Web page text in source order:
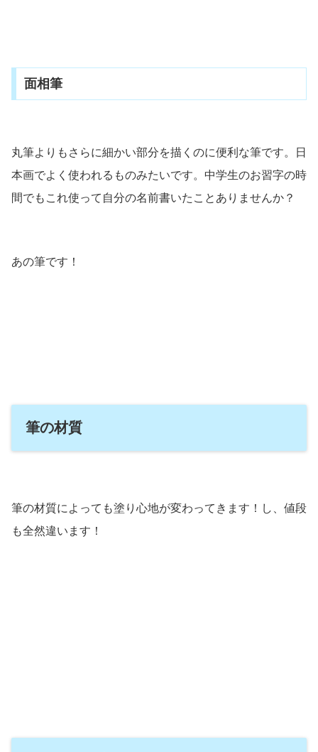
面相筆
丸筆よりもさらに細かい部分を描くのに便利な筆です。日
本画でよく使われるものみたいです。中学生のお習字の時
間でもこれ使って自分の名前書いたことありませんか？
あの筆です！
筆の材質
筆の材質によっても塗り心地が変わってきます！し、値段
も全然違います！